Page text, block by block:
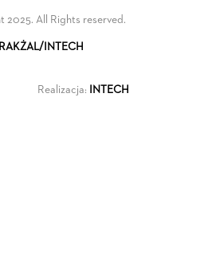
2025. All Rights reserved.
INTECH
Realizacja: INTECH